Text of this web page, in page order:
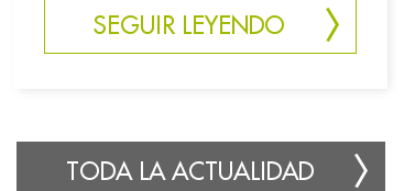
SEGUIR LEYENDO
TODA LA ACTUALIDAD